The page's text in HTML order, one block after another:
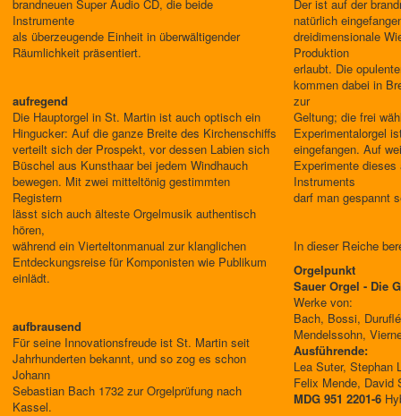
brandneuen Super Audio CD, die beide
Instrumente
als überzeugende Einheit in überwältigender
Räumlichkeit präsentiert.
aufregend
Die Hauptorgel in St. Martin ist auch optisch ein
Hingucker: Auf die ganze Breite des Kirchenschiffs
verteilt sich der Prospekt, vor dessen Labien sich
Büschel aus Kunsthaar bei jedem Windhauch
bewegen. Mit zwei mitteltönig gestimmten
Registern
lässt sich auch älteste Orgelmusik authentisch
hören,
während ein Vierteltonmanual zur klanglichen
Entdeckungsreise für Komponisten wie Publikum
einlädt.
aufbrausend
Für seine Innovationsfreude ist St. Martin seit
Jahrhunderten bekannt, und so zog es schon
Johann
Sebastian Bach 1732 zur Orgelprüfung nach
Kassel.
Der ist auf der
natürlich
dreidimensionale
Produktion
erlaubt. Die
kommen dabei in
zur
Geltung; die frei
Experimentalorgel
eingefangen. Auf
Experimente dieses
Instruments
darf man gespannt
In dieser Reiche
Orgelpunkt
Sauer Orgel - Die
Werke von:
Bach, Bossi,
Mendelssohn,
Ausführende:
Lea Suter, Stephan
Felix Mende, David
MDG 951 2201-6